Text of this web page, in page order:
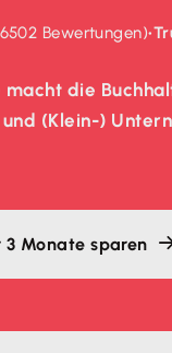
Bewertungen)•
die
(Klein-)
3 Monate sparen